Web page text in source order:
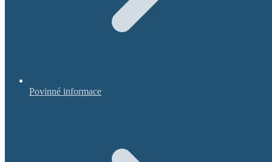
Povinné informace